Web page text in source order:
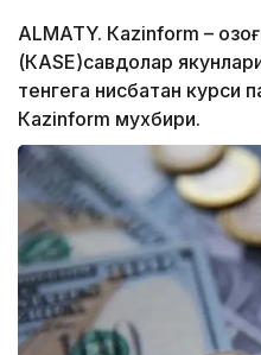
ALMATY. Кazinform –
(КАSЕ)савдолар
тенгега нисбатан курси
Кazinform мухбири.